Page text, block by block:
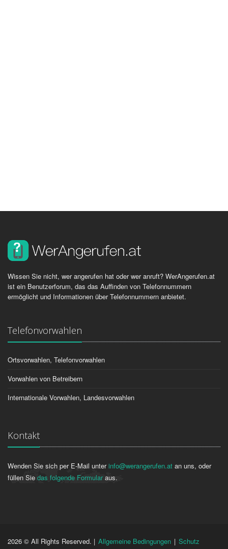
Wissen Sie nicht, wer angerufen hat oder wer anruft? WerAngerufen.at
ist ein Benutzerforum, das das Auffinden von Telefonnummern
ermöglicht und Informationen über Telefonnummern anbietet.
Telefonvorwahlen
Ortsvorwahlen, Telefonvorwahlen
Vorwahlen von Betreibern
Internationale Vorwahlen, Landesvorwahlen
Kontakt
Wenden Sie sich per E-Mail unterinfo@werangerufen.at an uns, oder
füllen Sie das folgende Formularaus.
2026 © All Rights Reserved. | Allgemeine Bedingungen | Schutz